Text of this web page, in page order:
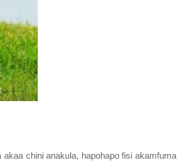
chini anakula, hapohapo fisi akamfuma